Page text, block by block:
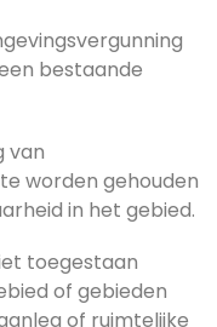
bestaande
van
worden gehouden
in het gebied.
toegestaan
of gebieden
of ruimtelijke